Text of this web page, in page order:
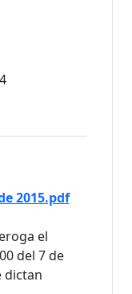
2015.pdf
el
del 7 de
dictan